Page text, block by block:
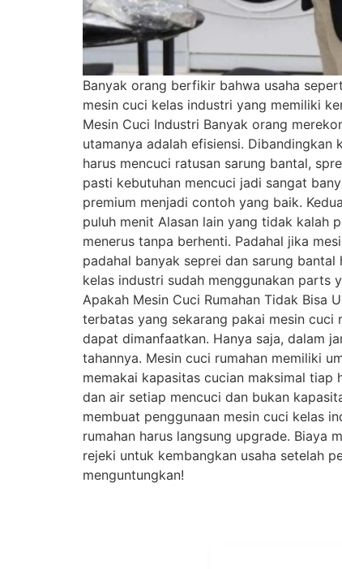
Banyak orang berfikir bahwa usaha
mesin cuci kelas industri yang memiliki
Mesin Cuci Industri Banyak orang
utamanya adalah efisiensi.
harus mencuci ratusan sarung bantal,
pasti kebutuhan mencuci jadi sangat
premium menjadi contoh yang baik.
puluh menit Alasan lain yang tidak kalah
menerus tanpa berhenti. Padahal jika
padahal banyak seprei dan sarung
kelas industri sudah menggunakan parts
Apakah Mesin Cuci Rumahan Tidak Bisa
terbatas yang sekarang pakai mesin cuci
dapat dimanfaatkan. Hanya saja, dalam
tahannya. Mesin cuci rumahan memiliki
memakai kapasitas cucian maksimal
dan air setiap mencuci dan bukan
membuat penggunaan mesin cuci kelas
rumahan harus langsung upgrade. Biaya
rejeki untuk kembangkan usaha setelah
menguntungkan!